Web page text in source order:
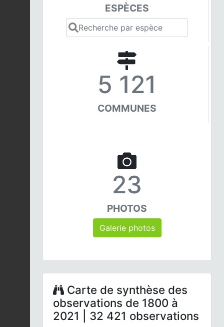
ESPÈCES
5 121
COMMUNES
23
PHOTOS
Galerie photos
Carte de synthèse des
observations de 1800 à
2021 | 32 421 observations